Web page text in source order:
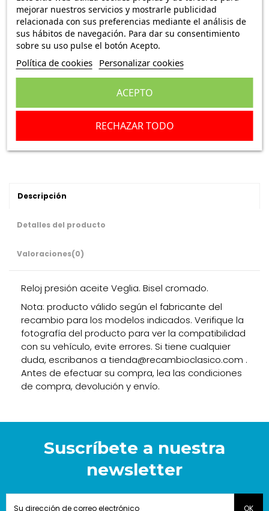
39,95 € 7,45 € Envío Peninsula
Escribe una reseña
Descripción
Detalles del producto
Valoraciones(0)
Reloj presión aceite Veglia. Bisel cromado.
Nota: producto válido según el fabricante del
recambio para los modelos indicados. Verifique la
fotografía del producto para ver la compatibilidad
con su vehículo, evite errores. Si tiene cualquier
duda, escribanos a tienda@recambioclasico.com .
Antes de efectuar su compra, lea las condiciones
de compra, devolución y envío.
Suscríbete a nuestra
newsletter
mejorar nuestros servicios y mostrarle publicidad
relacionada con sus preferencias mediante el análisis de
sus hábitos de navegación. Para dar su consentimiento
sobre su uso pulse el botón Acepto.
Política de cookies Personalizar cookies
RECHAZAR TODO
ACEPTO